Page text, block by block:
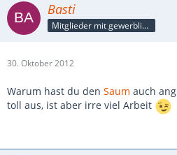
Basti
Mitglieder mit gewerblicher Verbindung, auch als Mitarbeiter/in
30. Oktober 2012
Warum hast du den Saum auch
toll aus, ist aber irre viel Arbeit